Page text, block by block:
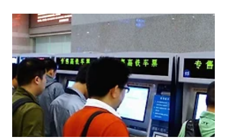
히 말합니다. 사람이 이곳에 서 있으면 천당에 온 느낌을 받는다고들 하죠. 중국
동부 절강성 소재지 항주성의 아름다운 명주인 서호는 삼면이 산으로 둘러있고
아름다운 호수를 끼고 있으며 중국의 이름난 시인 소동파(蘇東波)와 백거이
(白居易)의 성씨를 본따 두갈래 긴 제방을 백둑과 소둑이라고 합니다. 이 두 제
방은 마치 두갈래 녹색띠가 잔잔한 파도..